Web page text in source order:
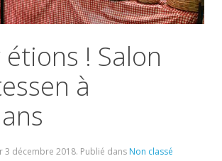
étions ! Salon
à
3 décembre 2018. Publié dans Non classé